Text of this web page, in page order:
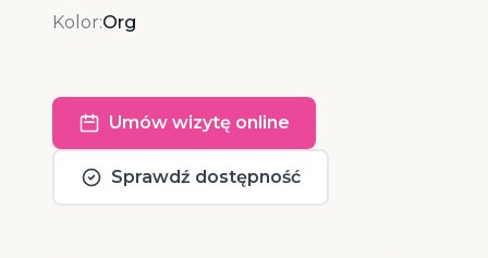
Kolor:Org
Umów wizytę online
Sprawdź dostępność